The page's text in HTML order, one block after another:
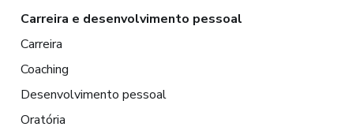
Carreira e desenvolvimento pessoal
Carreira
Coaching
Desenvolvimento pessoal
Oratória